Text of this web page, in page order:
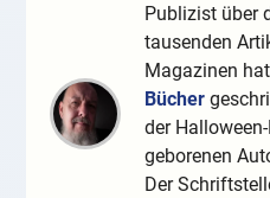
Publizist über
tausenden
Magazinen
Bücher
der
geborenen
Der